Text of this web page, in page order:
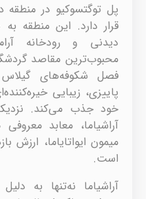
پل توگتسوکیو در منطقه
قرار دارد. این منطقه
دیدنی و رودخانه
محبوب‌ترین مقاصد
فصل شکوفه‌های گیلاس
پاییزی، زیبایی
خود جذب می‌کند.
آراشیاما، معابد
میمون ایواتایاما، ارزش
است.
آراشیاما نه‌تنها به